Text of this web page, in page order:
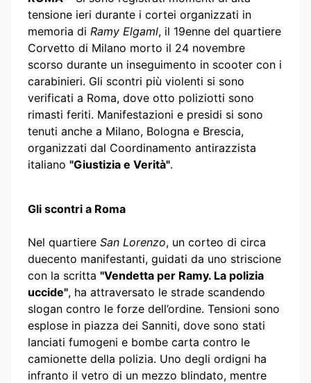
tensione ieri durante i cortei organizzati in
memoria di Ramy Elgaml, il 19enne del quartiere
Corvetto di Milano morto il 24 novembre
scorso durante un inseguimento in scooter con i
carabinieri. Gli scontri più violenti si sono
verificati a Roma, dove otto poliziotti sono
rimasti feriti. Manifestazioni e presidi si sono
tenuti anche a Milano, Bologna e Brescia,
organizzati dal Coordinamento antirazzista
italiano "Giustizia e Verità".
Gli scontri a Roma
Nel quartiere San Lorenzo, un corteo di circa
duecento manifestanti, guidati da uno striscione
con la scritta "Vendetta per Ramy. La polizia
uccide", ha attraversato le strade scandendo
slogan contro le forze dell’ordine. Tensioni sono
esplose in piazza dei Sanniti, dove sono stati
lanciati fumogeni e bombe carta contro le
camionette della polizia. Uno degli ordigni ha
infranto il vetro di un mezzo blindato, mentre